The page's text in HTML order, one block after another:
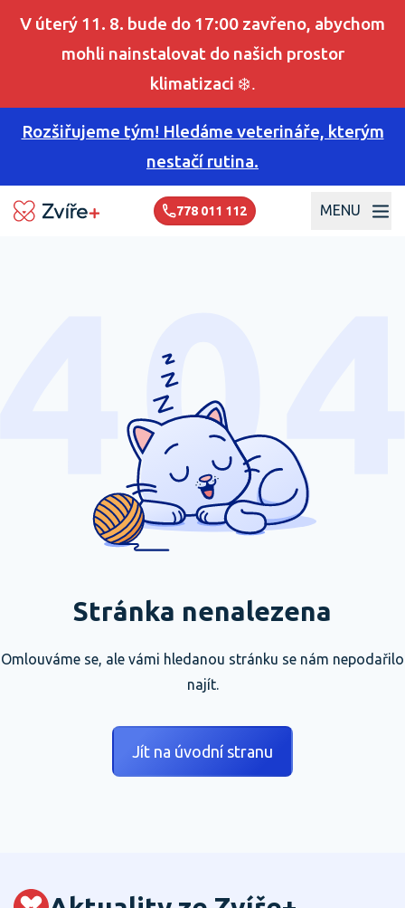
V úterý 11. 8. bude do 17:00 zavřeno, abychom
mohli nainstalovat do našich prostor
klimatizaci ❄️.
Rozšiřujeme tým! Hledáme veterináře, kterým
nestačí rutina.
MENU
778 011 112
Stránka nenalezena
Omlouváme se, ale vámi hledanou stránku se nám nepodařilo
najít.
Jít na úvodní stranu